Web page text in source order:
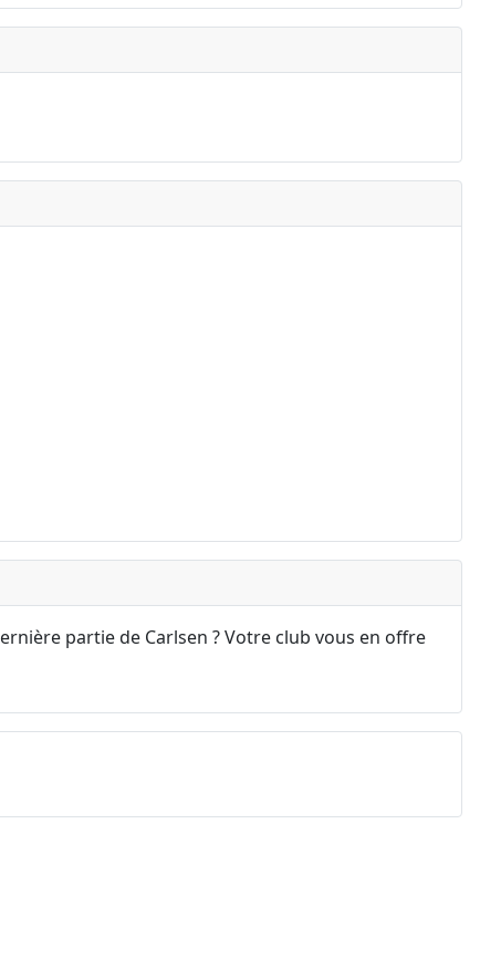
partie de Carlsen ? Votre club vous en offre